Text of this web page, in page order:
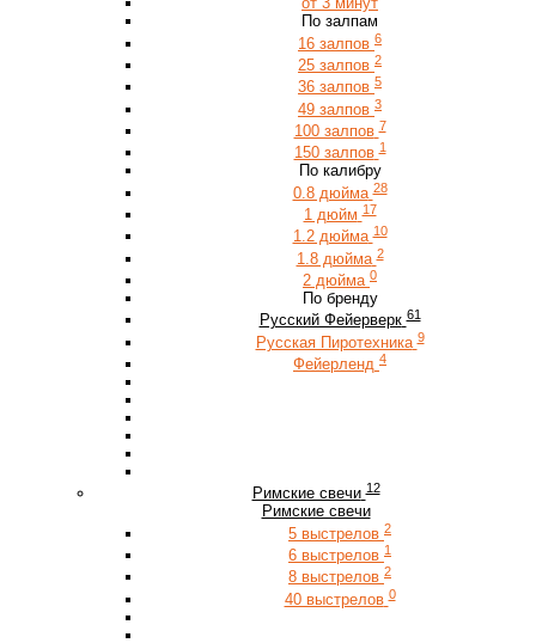
По залпам
16 залпов 6
25 залпов 2
36 залпов 5
49 залпов 3
100 залпов 7
150 залпов 1
По калибру
0.8 дюйма 28
1 дюйм 17
1.2 дюйма 10
1.8 дюйма 2
2 дюйма 0
По бренду
Русский Фейерверк 61
Русская Пиротехника 9
Фейерленд 4
Римские свечи 12
Римские свечи
5 выстрелов 2
6 выстрелов 1
8 выстрелов 2
40 выстрелов 0